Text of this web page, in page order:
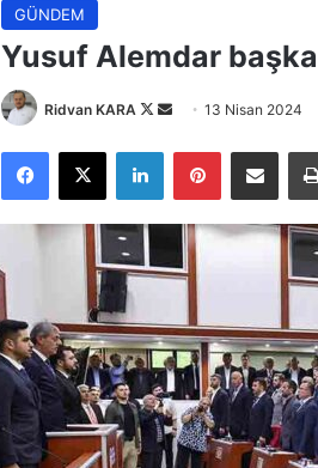
GÜNDEM
Yusuf Alemdar
Ridvan KARA
Follow
Bir
posta
göndermek
13 Nisan 2024
Facebook
X LinkedInPinterestE-Posta ile